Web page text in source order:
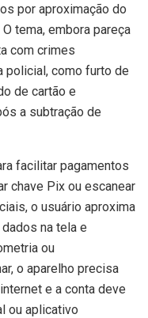
por aproximação do
tema, embora pareça
com crimes
policial, como furto de
de cartão e
a subtração de
facilitar pagamentos
chave Pix ou escanear
o usuário aproxima
na tela e
ou
o aparelho precisa
e a conta deve
ou aplicativo